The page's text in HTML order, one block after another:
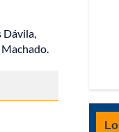
Dávila,